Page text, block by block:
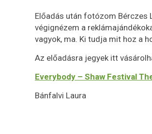
Előadás után fotózom Bérczes
végignézem a
vagyok, ma. Ki tudja mit hoz a
Az előadásra jegyek itt
Everybody – Shaw Festival
Bánfalvi Laura